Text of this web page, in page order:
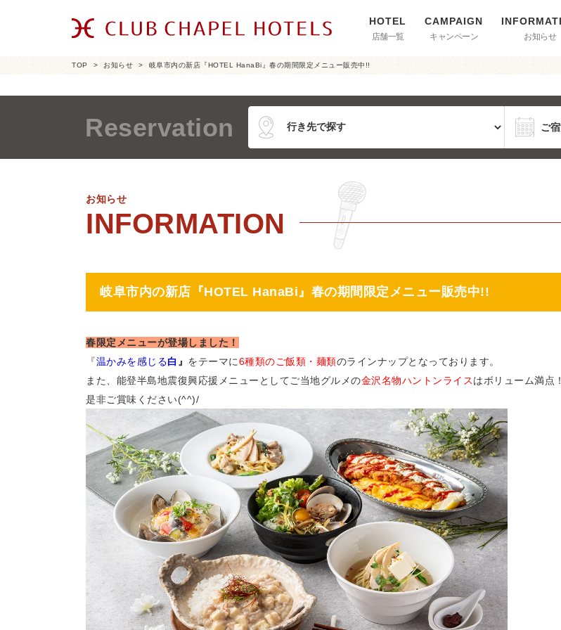
店舗一覧 キャンペーン お知らせ
TOP お知らせ 岐阜市内の新店『HOTEL HanaBi』春の期間限定メニュー販売中!!
Reservation
お知らせ
岐阜市内の新店『HOTEL HanaBi』春の期間限定メニュー販売中!!
春限定メニューが登場しました！
『温かみを感じる白 』 をテーマに6種類のご飯類・麺類のラインナップとなっております。
また、能登半島地震復興応援メニューとしてご当地グルメの金沢名物ハントンライスはボリューム満点！
是非ご賞味ください(^^)/